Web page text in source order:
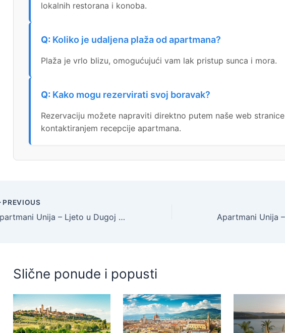
lokalnih restorana i konoba.
Koliko je udaljena plaža od apartmana?
Plaža je vrlo blizu, omogućujući vam lak pristup sunca i mora.
Kako mogu rezervirati svoj boravak?
Rezervaciju možete napraviti direktno putem naše web
kontaktiranjem recepcije apartmana.
PREVIOUS
Apartmani Unija – Ljeto u Dugoj Uvali, Krnica, Hrvatska – 552 EUR – 7x noćenje u apartmanu za 5 osoba, Klima – Akcija
Slične ponude i popusti